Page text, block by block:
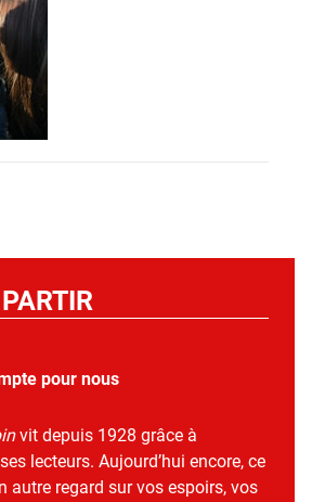
pour nous
vit depuis 1928 grâce à
lecteurs. Aujourd’hui encore, ce
autre regard sur vos espoirs, vos